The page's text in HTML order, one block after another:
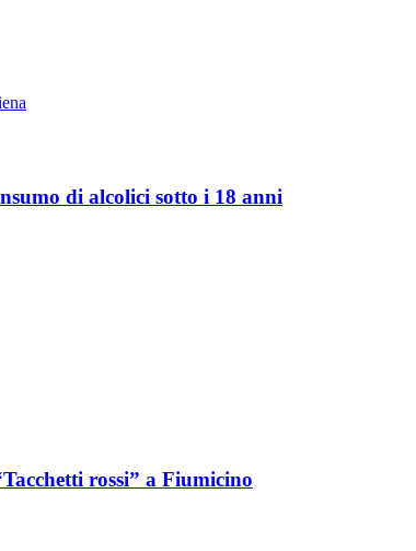
di alcolici sotto i 18 anni
rossi” a Fiumicino